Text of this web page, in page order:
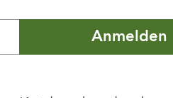
Anmelden